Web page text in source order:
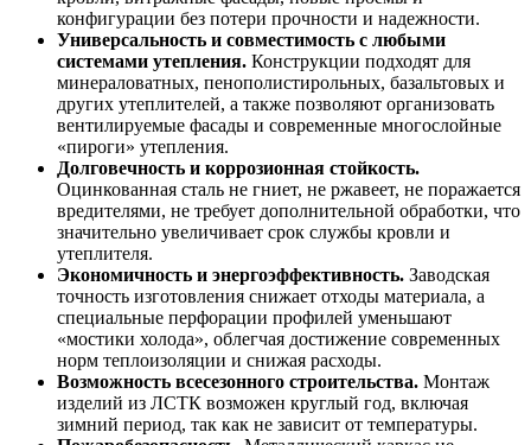
конфигурации без потери прочности и надежности.
Универсальность и совместимость с любыми
системами утепления. Конструкции подходят для
минераловатных, пенополистирольных, базальтовых и
других утеплителей, а также позволяют организовать
вентилируемые фасады и современные многослойные
«пироги» утепления.
Долговечность и коррозионная стойкость.
Оцинкованная сталь не гниет, не ржавеет, не поражается
вредителями, не требует дополнительной обработки, что
значительно увеличивает срок службы кровли и
утеплителя.
Экономичность и энергоэффективность. Заводская
точность изготовления снижает отходы материала, а
специальные перфорации профилей уменьшают
«мостики холода», облегчая достижение современных
норм теплоизоляции и снижая расходы.
Возможность всесезонного строительства. Монтаж
изделий из ЛСТК возможен круглый год, включая
зимний период, так как не зависит от температуры.